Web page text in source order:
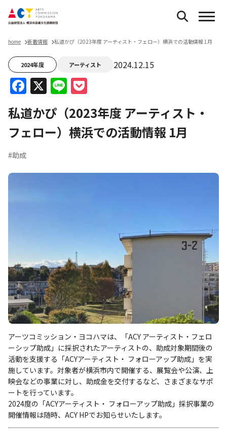
home 新着情報 私道かぴ（2023年度 アーティスト・フェロー）横浜での活動情報 1月
2024年度 アーティスト 2024.12.15
Facebook
X Line
私道かぴ（2023年度 アーティスト・
フェロー）横浜での活動情報 1月
#助成
アーツコミッション・ヨコハマは、「ACY アーティスト・フェロ
ーシップ助成」に採択されたアーティストの、助成対象期間後の
活動を支援する「ACYアーティスト・ フォローアップ助成」を実
施しています。対象者が横浜市内で開催する、展覧会や公演、上
映会などの事業に対し、助成金を交付するなど、さまざまなサポ
ートを行っています。
2024度の「ACYアーティスト・ フォローアップ助成」採択事業の
開催情報は随時、ACY HPでお知らせいたします。